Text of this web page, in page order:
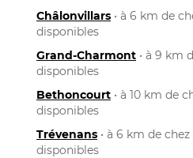
Châlonvillars • à 6 km de
disponibles
Grand-Charmont • à 9 km
disponibles
Bethoncourt • à 10 km de
disponibles
Trévenans • à 6 km de
disponibles